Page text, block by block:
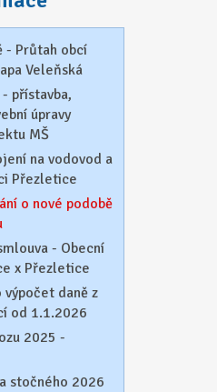
- Průtah obcí
Veleňská
přístavba,
úpravy
MŠ
na vodovod a
Přezletice
o nové podobě
- Obecní
x Přezletice
daně z
od 1.1.2026
2025 -
stočného 2026